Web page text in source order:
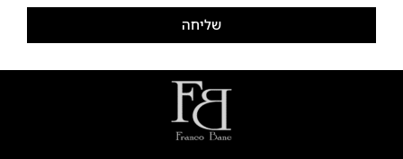
שליחה